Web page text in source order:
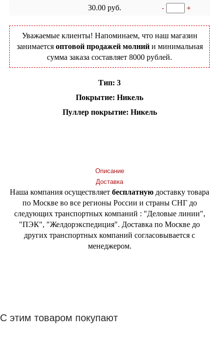
30.00 руб.
- +
Уважаемые клиенты! Напоминаем, что наш магазин
занимается оптовой продажей молнийи минимальная
сумма заказа составляет 8000 рублей.
Тип: 3
Покрытие: Никель
Пуллер покрытие: Никель
Описание
Доставка
Наша компания осуществляет бесплатную доставку товара
по Москве во все регионы России и страны СНГ до
следующих транспортных компаний : "Деловые линии",
"ПЭК", "Желдорэкспедиция". Доставка по Москве до
других транспортных компаний согласовывается с
менеджером.
С этим товаром покупают